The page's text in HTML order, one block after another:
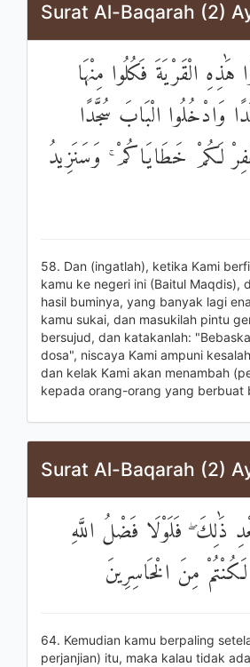
Surat Al-Baqarah (2)
هَٰذِهِ الْقَرْيَةَ فَكُلُوا مِنْهَا
وَادْخُلُوا الْبَابَ سُجَّدًا
لَكُمْ خَطَايَاكُمْ ۚ وَسَنَزِيدُ
58. Dan (ingatlah), ketika Kami
kamu ke negeri ini (Baitul Maqdis),
hasil buminya, yang banyak lagi
kamu sukai, dan masukilah pintu
bersujud, dan katakanlah:
dosa", niscaya Kami ampuni
dan kelak Kami akan menambah
kepada orang-orang yang berbuat
Surat Al-Baqarah (2)
ذَٰلِكَ ۖ فَلَوْلَا فَضْلُ اللَّهِ
مِنَ الْخَاسِرِينَ
64. Kemudian kamu berpaling
perjanjian) itu, maka kalau tidak